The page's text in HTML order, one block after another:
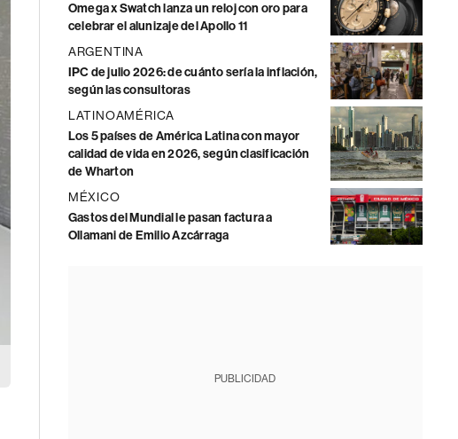
Omega x Swatch lanza un reloj con oro para
celebrar el alunizaje del Apollo 11
ARGENTINA
IPC de julio 2026: de cuánto sería la inflación,
según las consultoras
LATINOAMÉRICA
Los 5 países de América Latina con mayor
calidad de vida en 2026, según clasificación
de Wharton
MÉXICO
Gastos del Mundial le pasan factura a
Ollamani de Emilio Azcárraga
PUBLICIDAD